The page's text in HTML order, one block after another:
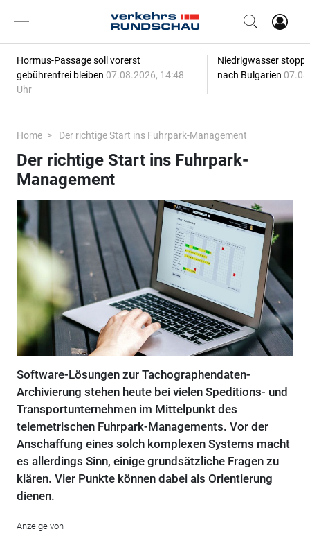
Hormus-Passage soll vorerst
gebührenfrei bleiben 07.08.2026, 14:48
Uhr
Niedrigwasser
nach Bulgarien
Home Der richtige Start ins Fuhrpark-Management
Der richtige Start ins Fuhrpark-
Management
Software-Lösungen zur Tachographendaten-
Archivierung stehen heute bei vielen Speditions- und
Transportunternehmen im Mittelpunkt des
telemetrischen Fuhrpark-Managements. Vor der
Anschaffung eines solch komplexen Systems macht
es allerdings Sinn, einige grundsätzliche Fragen zu
klären. Vier Punkte können dabei als Orientierung
dienen.
Anzeige von